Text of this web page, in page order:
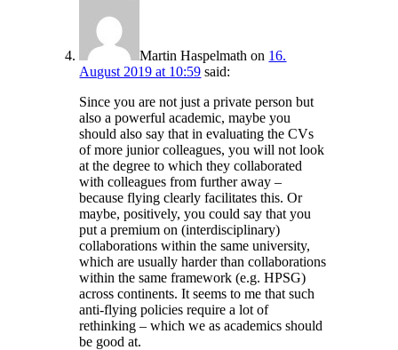
Martin Haspelmath on 16.
August 2019 at 10:59 said:
Since you are not just a private person but
also a powerful academic, maybe you
should also say that in evaluating the CVs
of more junior colleagues, you will not look
at the degree to which they collaborated
with colleagues from further away –
because flying clearly facilitates this. Or
maybe, positively, you could say that you
put a premium on (interdisciplinary)
collaborations within the same university,
which are usually harder than collaborations
within the same framework (e.g. HPSG)
across continents. It seems to me that such
anti-flying policies require a lot of
rethinking – which we as academics should
be good at.